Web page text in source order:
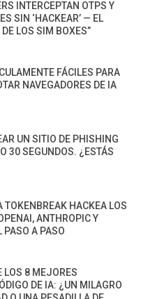
INTERCEPTAN OTPS Y
SIN ‘HACKEAR’ — EL
DE LOS SIM BOXES”
FÁCILES PARA
NAVEGADORES DE IA
UN SITIO DE PHISHING
30 SEGUNDOS. ¿ESTÁS
TOKENBREAK HACKEA LOS
ANTHROPIC Y
PASO A PASO
LOS 8 MEJORES
DE IA: ¿UN MILAGRO